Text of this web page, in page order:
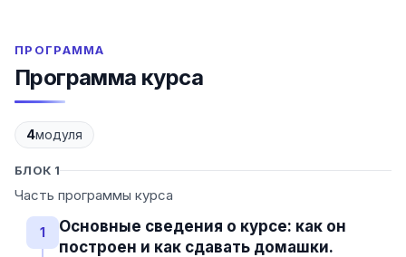
ПРОГРАММА
Программа курса
4модуля
БЛОК 1
Часть программы курса
1
Основные сведения о курсе: как он
построен и как сдавать домашки.